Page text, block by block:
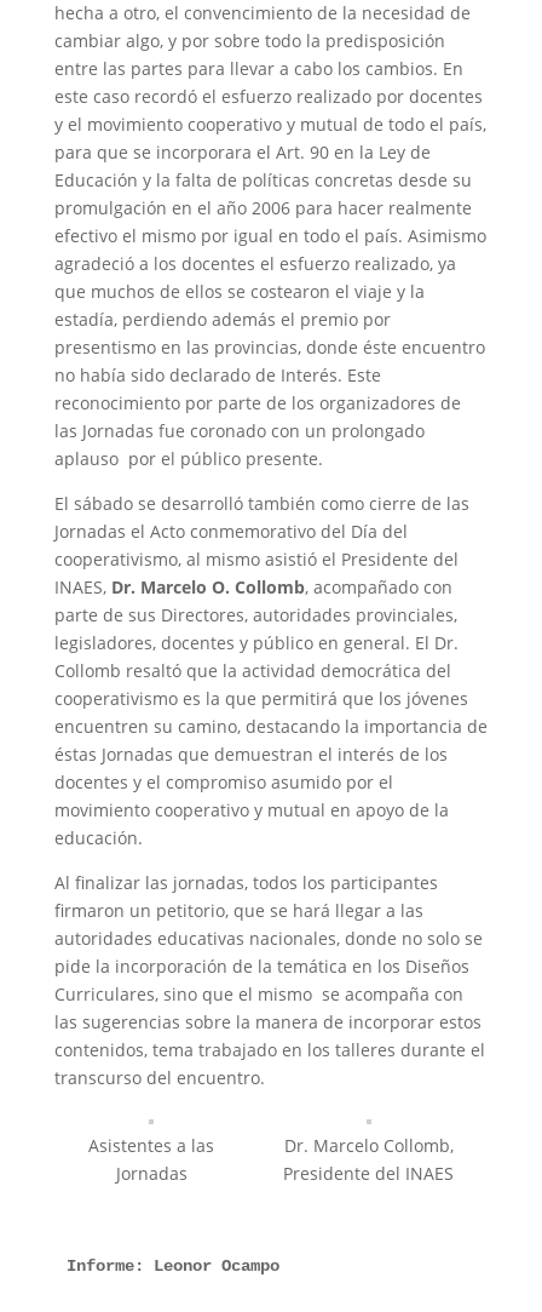
hecha a otro, el convencimiento de la necesidad de
cambiar algo, y por sobre todo la predisposición
entre las partes para llevar a cabo los cambios. En
este caso recordó el esfuerzo realizado por docentes
y el movimiento cooperativo y mutual de todo el país,
para que se incorporara el Art. 90 en la Ley de
Educación y la falta de políticas concretas desde su
promulgación en el año 2006 para hacer realmente
efectivo el mismo por igual en todo el país. Asimismo
agradeció a los docentes el esfuerzo realizado, ya
que muchos de ellos se costearon el viaje y la
estadía, perdiendo además el premio por
presentismo en las provincias, donde éste encuentro
no había sido declarado de Interés. Este
reconocimiento por parte de los organizadores de
las Jornadas fue coronado con un prolongado
aplauso por el público presente.
El sábado se desarrolló también como cierre de las
Jornadas el Acto conmemorativo del Día del
cooperativismo, al mismo asistió el Presidente del
INAES, Dr. Marcelo O. Collomb, acompañado con
parte de sus Directores, autoridades provinciales,
legisladores, docentes y público en general. El Dr.
Collomb resaltó que la actividad democrática del
cooperativismo es la que permitirá que los jóvenes
encuentren su camino, destacando la importancia de
éstas Jornadas que demuestran el interés de los
docentes y el compromiso asumido por el
movimiento cooperativo y mutual en apoyo de la
educación.
Al finalizar las jornadas, todos los participantes
firmaron un petitorio, que se hará llegar a las
autoridades educativas nacionales, donde no solo se
pide la incorporación de la temática en los Diseños
Curriculares, sino que el mismo se acompaña con
las sugerencias sobre la manera de incorporar estos
contenidos, tema trabajado en los talleres durante el
transcurso del encuentro.
Asistentes a las
Jornadas
Dr. Marcelo Collomb,
Presidente del INAES
Informe: Leonor Ocampo